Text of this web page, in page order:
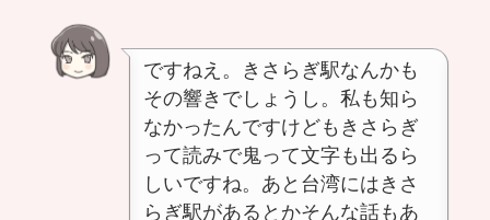
ですねえ。きさらぎ駅なんかも
その響きでしょうし。私も知ら
なかったんですけどもきさらぎ
って読みで鬼って文字も出るら
しいですね。あと台湾にはきさ
らぎ駅があるとかそんな話もあ